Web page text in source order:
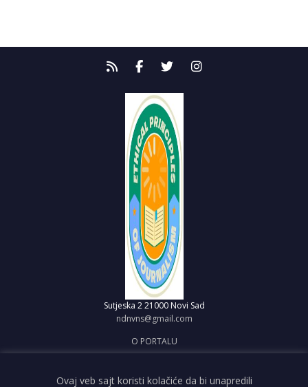
Sutjeska 2 21000 Novi Sad
ndnvns@gmail.com
O PORTALU
OBJAVI VEST
Ovaj veb sajt koristi kolačiće da bi unapredili